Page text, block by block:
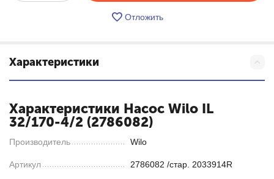
Отложить
Характеристики
Характеристики Насос Wilo IL
32/170-4/2 (2786082)
Производитель Wilo
Артикул 2786082 /стар. 2033914R